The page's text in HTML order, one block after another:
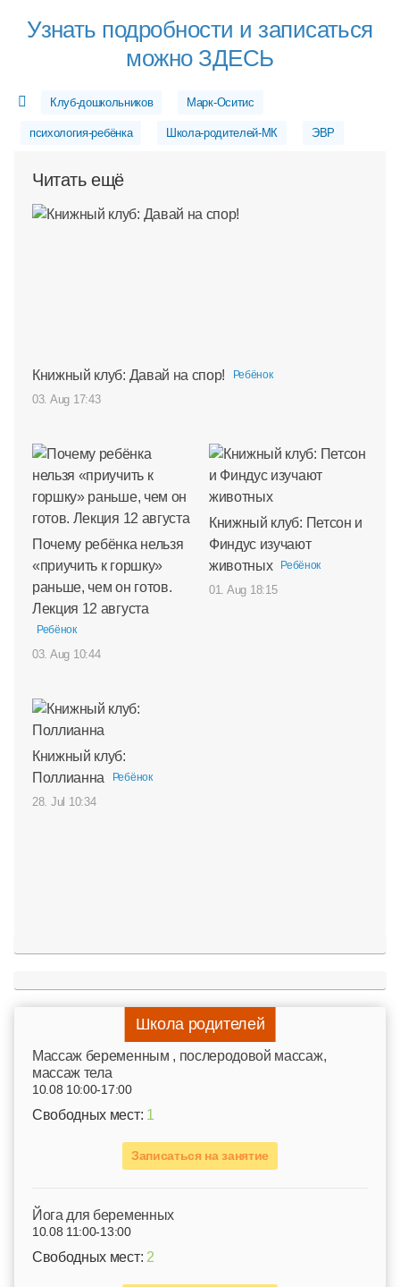
Узнать подробности и записаться
можно ЗДЕСЬ
Клуб-дошкольников Марк-Оситис
психология-ребёнка Школа-родителей-МК ЭВР
Читать ещё
Книжный клуб: Давай на спор! Ребёнок
03. Aug 17:43
Почему ребёнка нельзя
«приучить к горшку»
раньше, чем он готов.
Лекция 12 августа
Ребёнок
03. Aug 10:44
Книжный клуб: Петсон и
Финдус изучают
животных
Ребёнок
01. Aug 18:15
Книжный клуб:
Поллианна
Ребёнок
28. Jul 10:34
Школа родителей
Mассаж беременным , послеродовой массаж,
массаж тела
10.08 10:00-17:00
Свободных мест: 1
Записаться на занятие
Йога для беременных
10.08 11:00-13:00
Свободных мест: 2